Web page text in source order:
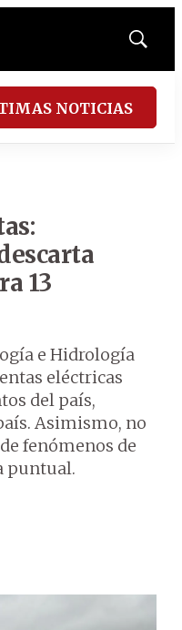
Mostrar
NOTICIAS
13
e Hidrología
eléctricas
del país,
Asimismo, no
fenómenos de
puntual.